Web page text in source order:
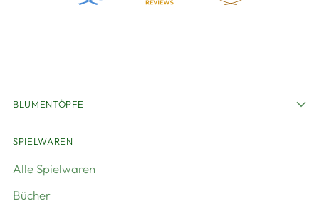
BLUMENTÖPFE
SPIELWAREN
Alle Spielwaren
Bücher